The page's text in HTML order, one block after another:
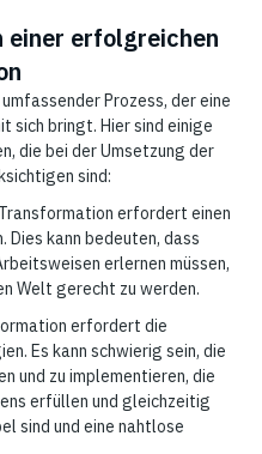
einer erfolgreichen
Prozess, der eine
sich bringt. Hier sind einige
die bei der Umsetzung der
sind:
erfordert einen
Dies kann bedeuten, dass
erlernen müssen,
Welt gerecht zu werden.
erfordert die
Es kann schwierig sein, die
und zu implementieren, die
erfüllen und gleichzeitig
sind und eine nahtlose